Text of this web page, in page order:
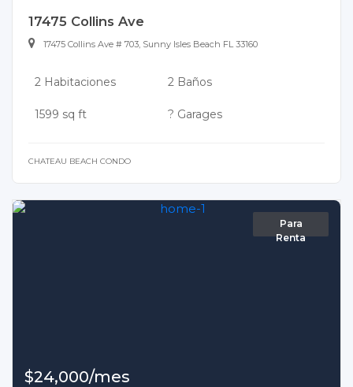
17475 Collins Ave
17475 Collins Ave # 703, Sunny Isles Beach FL 33160
2 Habitaciones 2 Baños
1599 sq ft ? Garages
CHATEAU BEACH CONDO
Para
Renta
$24,000/mes